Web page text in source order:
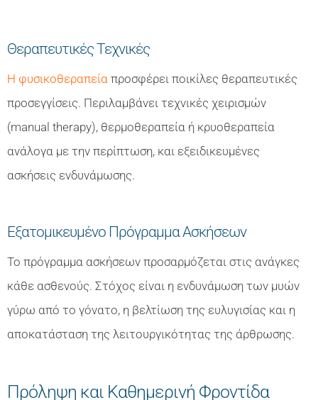
Θεραπευτικές Τεχνικές
Η φυσικοθεραπεία προσφέρει ποικίλες θεραπευτικές
προσεγγίσεις. Περιλαμβάνει τεχνικές χειρισμών
(manual therapy), θερμοθεραπεία ή κρυοθεραπεία
ανάλογα με την περίπτωση, και εξειδικευμένες
ασκήσεις ενδυνάμωσης.
Εξατομικευμένο Πρόγραμμα Ασκήσεων
Το πρόγραμμα ασκήσεων προσαρμόζεται στις ανάγκες
κάθε ασθενούς. Στόχος είναι η ενδυνάμωση των μυών
γύρω από το γόνατο, η βελτίωση της ευλυγισίας και η
αποκατάσταση της λειτουργικότητας της άρθρωσης.
Πρόληψη και Καθημερινή Φροντίδα